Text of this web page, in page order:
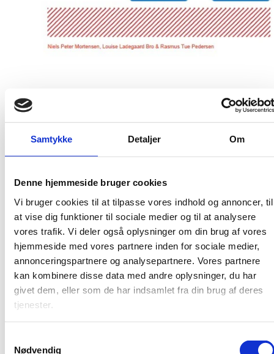
Samtykke Detaljer Om
Denne hjemmeside bruger cookies
Vi bruger cookies til at tilpasse vores indhold og annoncer, til
at vise dig funktioner til sociale medier og til at analysere
vores trafik. Vi deler også oplysninger om din brug af vores
hjemmeside med vores partnere inden for sociale medier,
annonceringspartnere og analysepartnere. Vores partnere
kan kombinere disse data med andre oplysninger, du har
givet dem, eller som de har indsamlet fra din brug af deres
tjenester.
Nødvendig
Publiceringsdato: 23. juni 2021
Internet ISBN: 978-87-7119-891-1
Udgiver: VIVE
Publikationsår: 2021
Sideantal: 77
Denne rapport indeholder en afrapportering af
resultaterne fra en omfattende
spørgeskemaundersøgelse blandt offentlige ledere,
der har deltaget i akademi-, diplom- eller
masteruddannelserne i ledelse, samt en mindre
spørgeskemaundersøgelse blandt chefer til offentlige
ledere. Formålet med spørgeskemaundersøgelserne
på lederuddannelserne.